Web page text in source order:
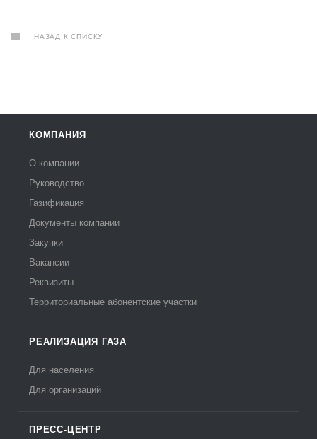
НАЗАД К СПИСКУ
КОМПАНИЯ
О компании
Руководство
Газификация
Документы компании
Закупки
Вакансии
Реквизиты
Территориальные абонентские участки
РЕАЛИЗАЦИЯ ГАЗА
Для населения
Для организаций
ПРЕСС-ЦЕНТР